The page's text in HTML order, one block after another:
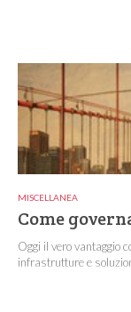
MISCELLANEA
Come
Oggi il vero vantaggio
infrastrutture e